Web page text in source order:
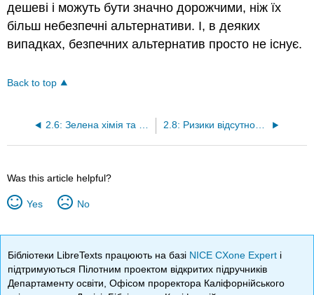
дешеві і можуть бути значно дорожчими, ніж їх
більш небезпечні альтернативи. І, в деяких
випадках, безпечних альтернатив просто не існує.
Back to top
2.6: Зелена хімія та синтетична хімія 2.8: Ризики відсутності ризиків
Was this article helpful?
Yes No
Бібліотеки LibreTexts працюють на базі NICE CXone Expert і
підтримуються Пілотним проектом відкритих підручників
Департаменту освіти, Офісом проректора Каліфорнійського